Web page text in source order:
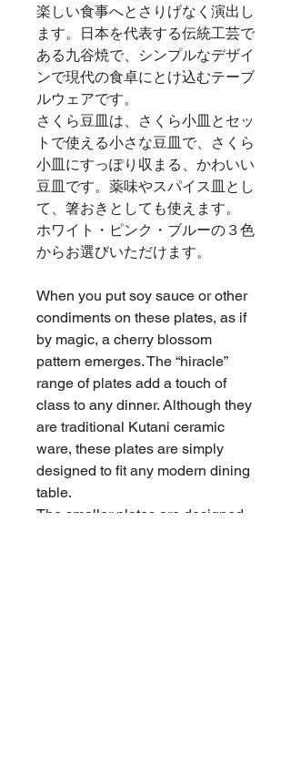
楽しい食事へとさりげなく演出し
ます。日本を代表する伝統工芸で
ある九谷焼で、シンプルなデザイ
ンで現代の食卓にとけ込むテーブ
ルウェアです。
さくら豆皿は、さくら小皿とセッ
トで使える小さな豆皿で、さくら
小皿にすっぽり収まる、かわいい
豆皿です。薬味やスパイス皿とし
て、箸おきとしても使えます。
ホワイト・ピンク・ブルーの３色
からお選びいただけます。
When you put soy sauce or other
condiments on these plates, as if
by magic, a cherry blossom
pattern emerges. The “hiracle”
range of plates add a touch of
class to any dinner. Although they
are traditional Kutani ceramic
ware, these plates are simply
designed to fit any modern dining
table.
The smaller plates are designed